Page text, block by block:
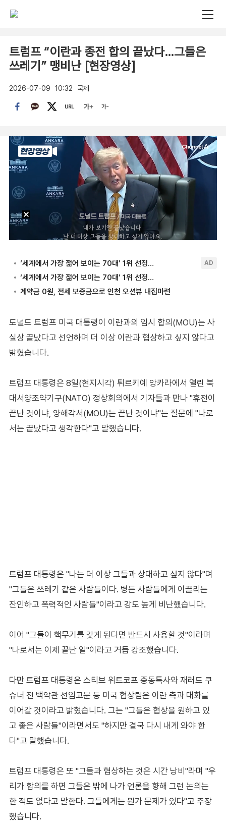
트럼프 “이란과 종전 합의 끝났다…그들은
쓰레기” 맹비난 [현장영상]
2026-07-09 10:32 국제
도널드 트럼프 미국 대통령이 이란과의 임시 합의(MOU)는 사
실상 끝났다고 선언하며 더 이상 이란과 협상하고 싶지 않다고
밝혔습니다.
트럼프 대통령은 8일(현지시각) 튀르키예 앙카라에서 열린 북
대서양조약기구(NATO) 정상회의에서 기자들과 만나 "휴전이
끝난 것이냐, 양해각서(MOU)는 끝난 것이냐"는 질문에 "나로
서는 끝났다고 생각한다"고 말했습니다.
트럼프 대통령은 "나는 더 이상 그들과 상대하고 싶지 않다"며
"그들은 쓰레기 같은 사람들이다. 병든 사람들에게 이끌리는
잔인하고 폭력적인 사람들"이라고 강도 높게 비난했습니다.
이어 "그들이 핵무기를 갖게 된다면 반드시 사용할 것"이라며
"나로서는 이제 끝난 일"이라고 거듭 강조했습니다.
다만 트럼프 대통령은 스티브 위트코프 중동특사와 재러드 쿠
슈너 전 백악관 선임고문 등 미국 협상팀은 이란 측과 대화를
이어갈 것이라고 밝혔습니다. 그는 "그들은 협상을 원하고 있
고 좋은 사람들"이라면서도 "하지만 결국 다시 내게 와야 한
다"고 말했습니다.
트럼프 대통령은 또 "그들과 협상하는 것은 시간 낭비"라며 "우
리가 합의를 하면 그들은 밖에 나가 언론을 향해 그런 논의는
한 적도 없다고 말한다. 그들에게는 뭔가 문제가 있다"고 주장
했습니다.